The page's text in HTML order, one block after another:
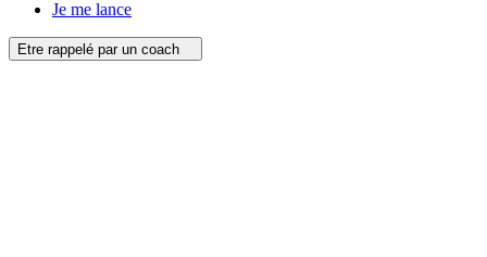
Je me lance
Etre rappelé par un coach